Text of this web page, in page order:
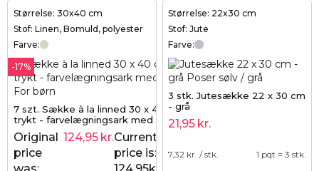
Størrelse: 30x40 cm
Stof: Linen, Bomuld, polyester
Farve:
-17%
7 szt. Sække à la linned 30 x 40 cm med
trykt - farvelægningsark med tuscher
Original
price
124,95 kr.Current
price is:
Størrelse: 22x30 cm
Stof: Jute
Farve:
3 stk. Jutesække 22 x 30 cm
- grå
21,95 kr.
7,32 kr. / stk. 1 pqt = 3 stk.